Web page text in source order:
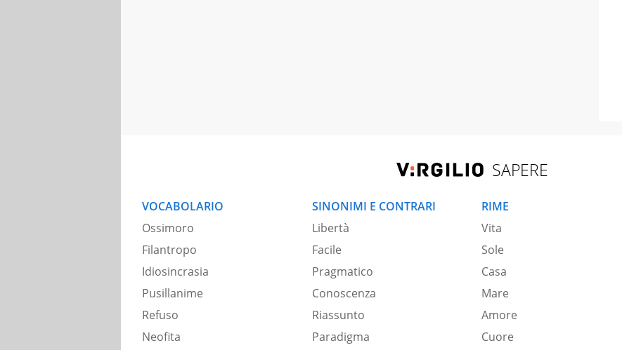
SAPERE
VOCABOLARIO
Ossimoro
Filantropo
Idiosincrasia
Pusillanime
Refuso
Neofita
SINONIMI E CONTRARI
Libertà
Facile
Pragmatico
Conoscenza
Riassunto
Paradigma
RIME
Vita
Sole
Casa
Mare
Amore
Cuore